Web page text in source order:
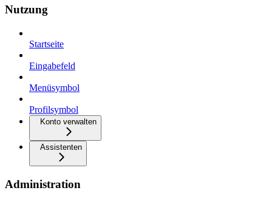
Nutzung
Startseite
Eingabefeld
Menüsymbol
Profilsymbol
Konto verwalten
Assistenten
Administration